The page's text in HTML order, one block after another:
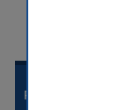
POPIS ZBOŽÍ